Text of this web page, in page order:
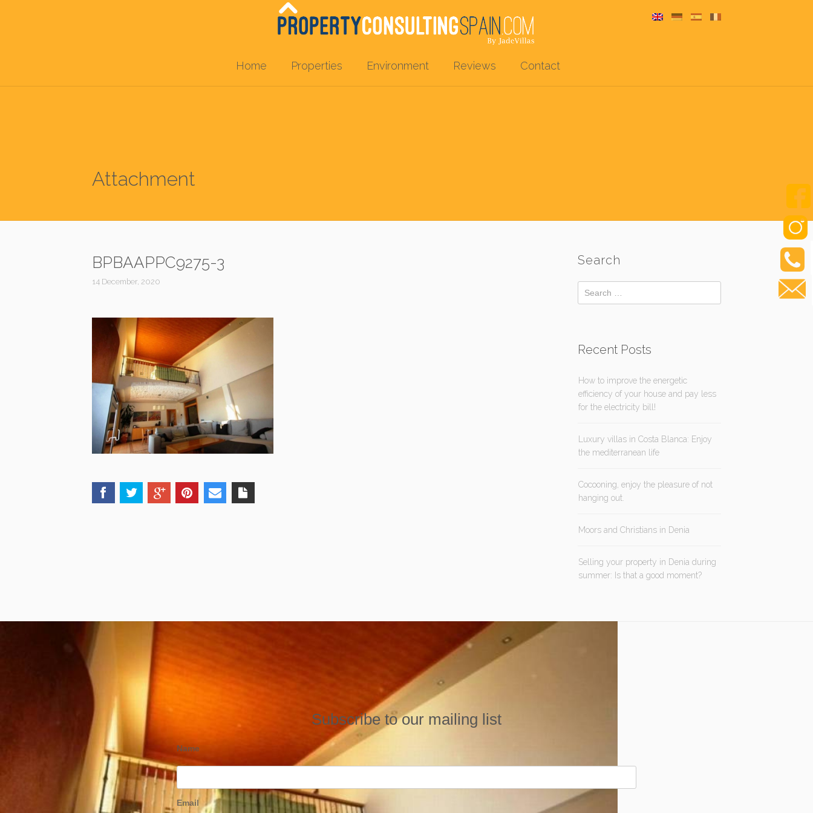
Home Properties Environment Reviews Contact
Attachment
BPBAAPPC9275-3
14 December, 2020
Search
Recent Posts
How to improve the energetic
efficiency of your house and pay less
for the electricity bill!
Luxury villas in Costa Blanca: Enjoy
the mediterranean life
Cocooning, enjoy the pleasure of not
hanging out.
Moors and Christians in Denia
Selling your property in Denia during
summer: Is that a good moment?
Subscribe to our mailing list
Name
Email